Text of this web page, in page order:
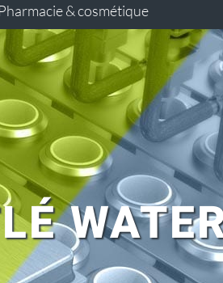
& cosmétique